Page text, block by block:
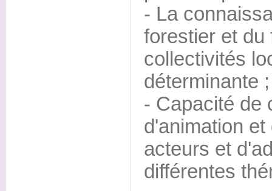
- La
forestier et du
collectivités
déterminante ;
- Capacité de
d'animation
acteurs et
différentes